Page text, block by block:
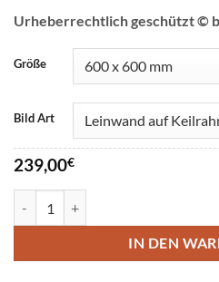
Urheberrechtlich geschützt ©
Größe
Bild Art
239,00€
IN DEN